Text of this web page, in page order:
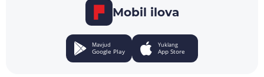
Mobil ilova
Mavjud
Google Play
Yuklang
App Store